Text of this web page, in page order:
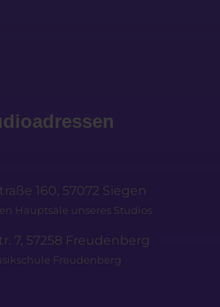
160, 57072 Siegen
Hauptsäle unseres Studios
7, 57258 Freudenberg
Freudenberg